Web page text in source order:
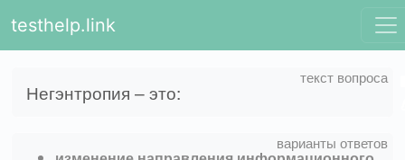
testhelp.link
Негэнтропия – это: